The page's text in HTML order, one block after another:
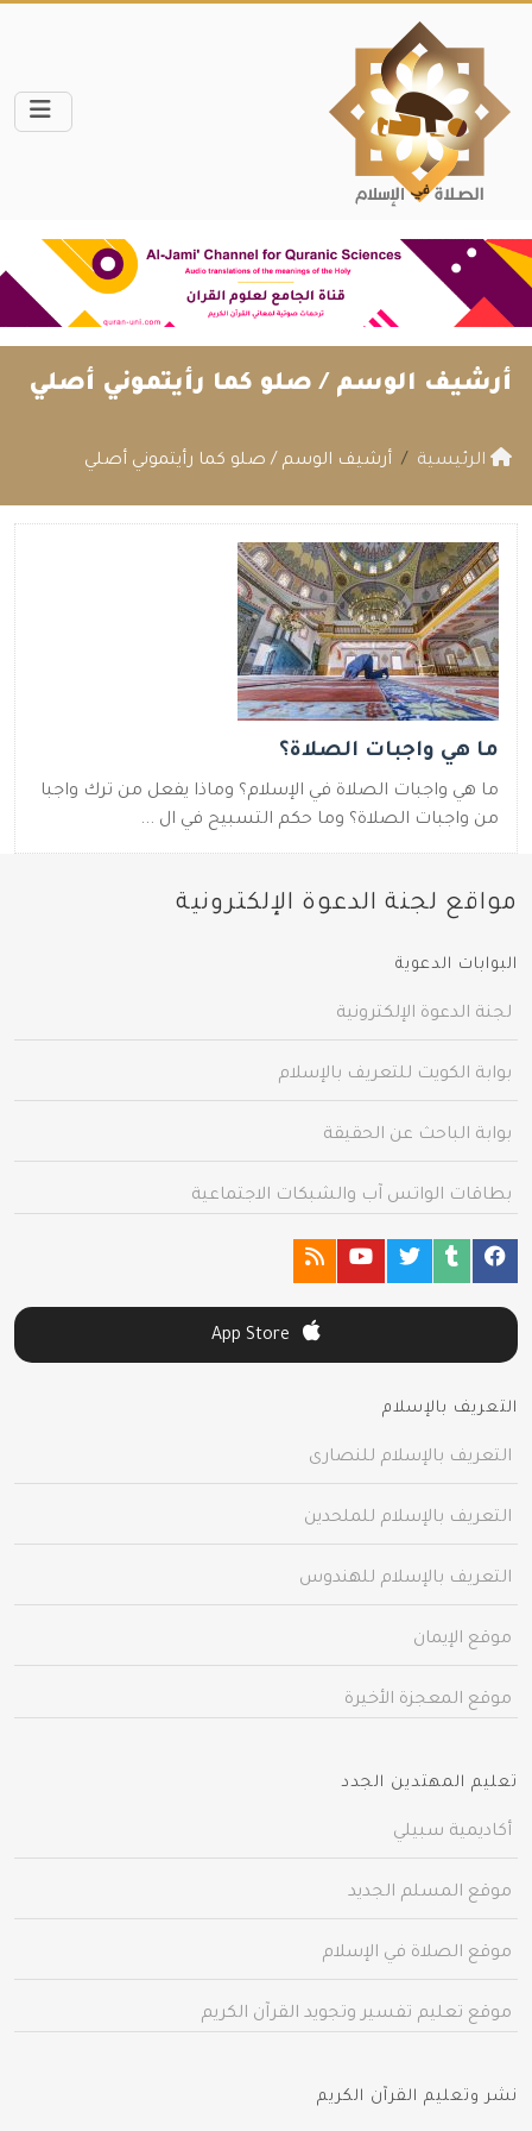
أرشيف الوسم / صلو كما رأيتموني أصلي
الرئيسية أرشيف الوسم / صلو كما رأيتموني أصلي
ما هي واجبات الصلاة؟
ما هي واجبات الصلاة في الإسلام؟ وماذا يفعل من ترك واجبا
من واجبات الصلاة؟ وما حكم التسبيح في ال ...
مواقع لجنة الدعوة الإلكترونية
البوابات الدعوية
لجنة الدعوة الإلكترونية
بوابة الكويت للتعريف بالإسلام
بوابة الباحث عن الحقيقة
بطاقات الواتس آب والشبكات الاجتماعية
التعريف بالإسلام
التعريف بالإسلام للنصارى
التعريف بالإسلام للملحدين
التعريف بالإسلام للهندوس
موقع الإيمان
موقع المعجزة الأخيرة
تعليم المهتدين الجدد
أكاديمية سبيلي
موقع المسلم الجديد
موقع الصلاة في الإسلام
موقع تعليم تفسير وتجويد القرآن الكريم
نشر وتعليم القرآن الكريم